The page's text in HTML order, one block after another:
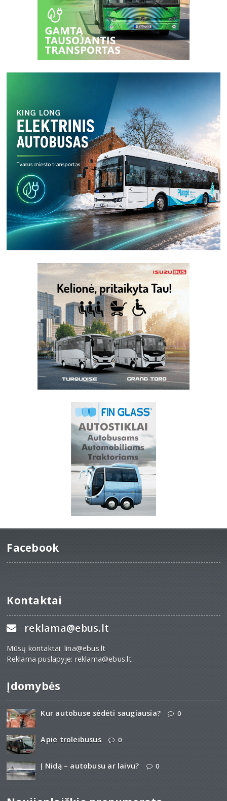
Facebook
Kontaktai
reklama@ebus.lt
Mūsų kontaktai: lina@ebus.lt
Reklama puslapyje: reklama@ebus.lt
Įdomybės
Kur autobuse sėdėti saugiausia? 0
Apie troleibusus 0
Į Nidą – autobusu ar laivu? 0